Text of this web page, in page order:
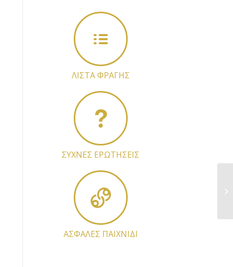
ΛΙΣΤΑ ΦΡΑΓΗΣ
ΣΥΧΝΕΣ ΕΡΩΤΗΣΕΙΣ
ΑΣΦΑΛΕΣ ΠΑΙΧΝΙΔΙ